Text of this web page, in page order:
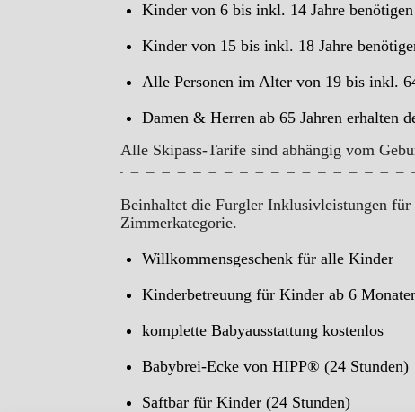
Kinder von 6 bis inkl. 14 Jahre
Kinder von 15 bis inkl. 18 Jahre
Alle Personen im Alter von 19 bis inkl.
Damen & Herren ab 65 Jahren erhalten
Alle Skipass-Tarife sind abhängig vom
Beinhaltet die Furgler Inklusivleistungen
Zimmerkategorie.
Willkommensgeschenk für alle Kinder
Kinderbetreuung für Kinder ab 6
komplette Babyausstattung kostenlos
Babybrei-Ecke von HIPP® (24 Stunden)
Saftbar für Kinder (24 Stunden)